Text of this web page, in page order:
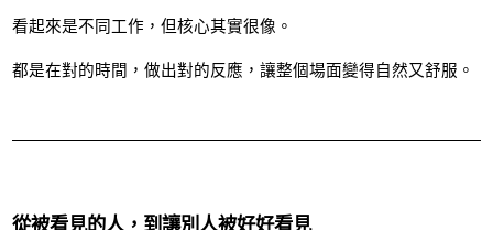
看起來是不同工作，但核心其實很像。
都是在對的時間，做出對的反應，讓整個場面變得自然又舒服。
從被看見的人，到讓別人被好好看見